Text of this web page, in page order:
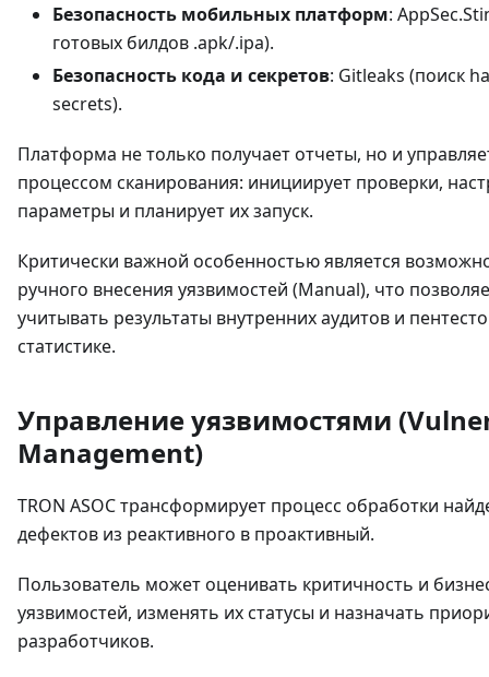
Безопасность мобильных платформ:
готовых билдов .apk/.ipa).
Безопасность кода и секретов: Gitleaks (поиск
secrets).
Платформа не только получает отчеты, но и
процессом сканирования: инициирует проверки,
параметры и планирует их запуск.
Критически важной особенностью является
ручного внесения уязвимостей (Manual), что
учитывать результаты внутренних аудитов и
статистике.
Управление уязвимостями
Management)
TRON ASOC трансформирует процесс обработки
дефектов из реактивного в проактивный.
Пользователь может оценивать критичность и
уязвимостей, изменять их статусы и назначать
разработчиков.